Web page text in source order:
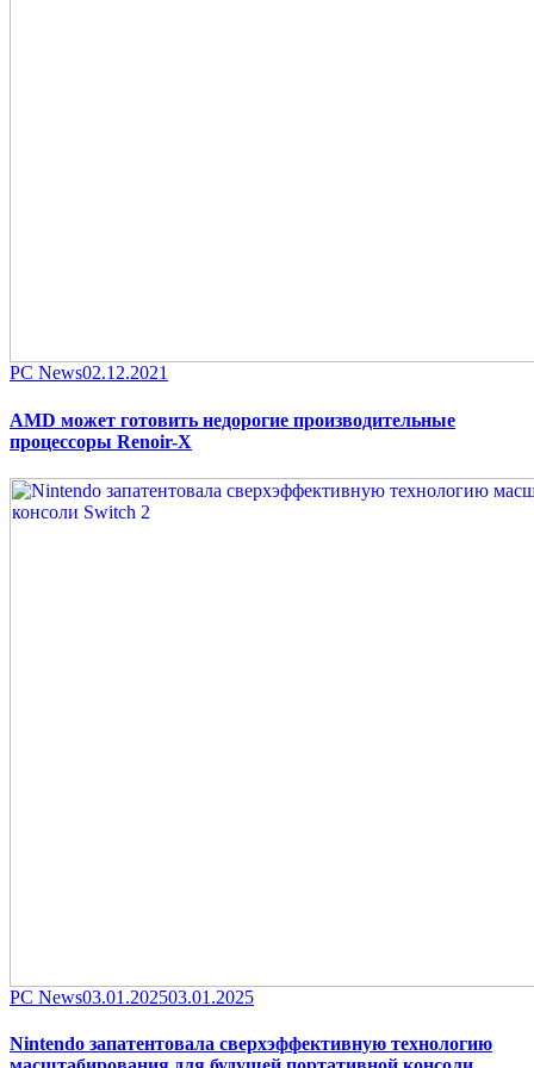
Category
PC NewsPosted
02.12.2021
AMD может готовить недорогие производительные
процессоры Renoir-X
Category
PC NewsPosted
03.01.202503.01.2025
Nintendo запатентовала сверхэффективную технологию